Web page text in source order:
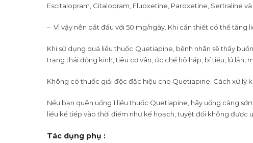
Escitalopram, Citalopram, Fluoxetine, Paroxetine, Sertraline
– Vì vậy nên bắt đầu với 50 mg/ngày. Khi cần thiết có thể
Khi sử dụng quá liều thuốc Quetiapine, bệnh nhân sẽ thấy
trạng thái động kinh, tiêu cơ vân, ức chế hô hấp, bí tiểu, lú
Không có thuốc giải độc đặc hiệu cho Quetiapine. Cách xử lý
Nếu bạn quên uống 1 liều thuốc Quetiapine, hãy uống càng
liều kế tiếp vào thời điểm như kế hoạch, tuyệt đối không được
Tác dụng phụ :